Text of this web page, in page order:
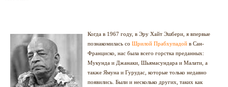
Когда в 1967 году, в Эру Хайт Эшбери, я впервые
познакомилась со Шрилой Прабхупадой в Сан-
Франциско, нас была всего горстка преданных:
Мукунда и Джанаки, Шьямасундара и Малати, а
также Ямуна и Гурудас, которые только недавно
появились. Были и несколько других, таких как